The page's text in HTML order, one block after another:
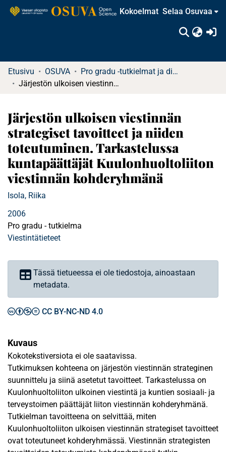
Kokoelmat Selaa Osuvaa
Etusivu OSUVA
Pro gradu -tutkielmat ja diplomityöt
Järjestön ulkoisen viestinnän strategiset tavoitteet ja niiden toteutuminen. Tarkastelussa kuntapäättäjät Kuulonhuoltoliiton viestinnän kohderyhmänä
Järjestön ulkoisen viestinnän
strategiset tavoitteet ja niiden
toteutuminen. Tarkastelussa
kuntapäättäjät Kuulonhuoltoliiton
viestinnän kohderyhmänä
Isola, Riika
2006
Pro gradu - tutkielma
Viestintätieteet
Tässä tietueessa ei ole tiedostoja, ainoastaan
metadata.
CC BY-NC-ND 4.0
Kuvaus
Kokotekstiversiota ei ole saatavissa.
Tutkimuksen kohteena on järjestön viestinnän strateginen
suunnittelu ja siinä asetetut tavoitteet. Tarkastelussa on
Kuulonhuoltoliiton ulkoinen viestintä ja kuntien sosiaali- ja
terveystoimen päättäjät liiton viestinnän kohderyhmänä.
Tutkielman tavoitteena on selvittää, miten
Kuulonhuoltoliiton ulkoisen viestinnän strategiset tavoitteet
ovat toteutuneet kohderyhmässä. Viestinnän strategisten